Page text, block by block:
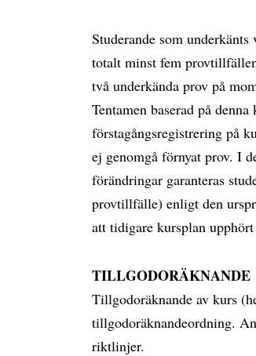
Studerande som
totalt minst fem
två underkända prov på
Tentamen baserad på
förstagångsregistrering på
ej genomgå förnyat prov. I
förändringar garanteras
provtillfälle) enligt den
att tidigare kursplan
TILLGODORÄKNANDE
Tillgodoräknande av kurs
tillgodoräknandeordning.
riktlinjer.